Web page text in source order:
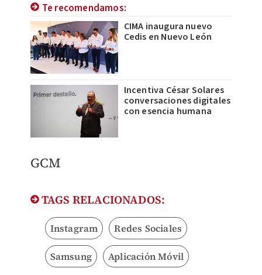
Te recomendamos:
CIMA inaugura nuevo
Cedis en Nuevo León
Incentiva César Solares
conversaciones digitales
con esencia humana
GCM
TAGS RELACIONADOS:
Instagram Redes Sociales
Samsung Aplicación Móvil